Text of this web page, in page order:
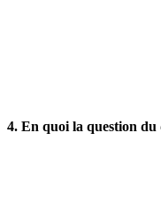
4. En quoi la question du